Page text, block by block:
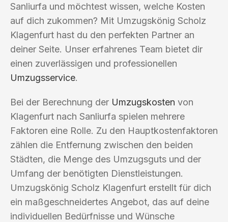
Sanliurfa und möchtest wissen, welche Kosten
auf dich zukommen? Mit Umzugskönig Scholz
Klagenfurt hast du den perfekten Partner an
deiner Seite. Unser erfahrenes Team bietet dir
einen zuverlässigen und professionellen
Umzugsservice.
Bei der Berechnung der Umzugskosten von
Klagenfurt nach Sanliurfa spielen mehrere
Faktoren eine Rolle. Zu den Hauptkostenfaktoren
zählen die Entfernung zwischen den beiden
Städten, die Menge des Umzugsguts und der
Umfang der benötigten Dienstleistungen.
Umzugskönig Scholz Klagenfurt erstellt für dich
ein maßgeschneidertes Angebot, das auf deine
individuellen Bedürfnisse und Wünsche